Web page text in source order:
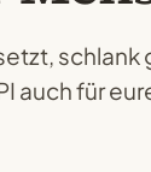
auch für